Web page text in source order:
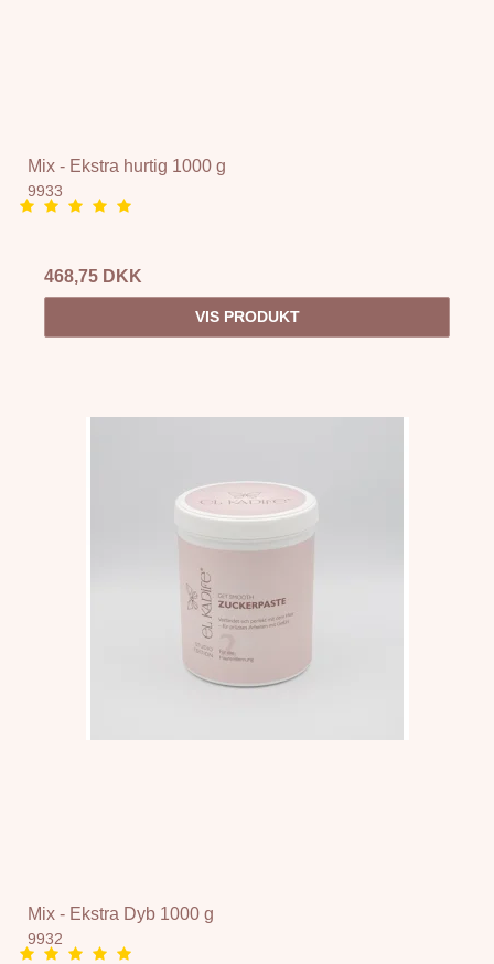
Mix - Ekstra hurtig 1000 g
9933
468,75 DKK
VIS PRODUKT
Mix - Ekstra Dyb 1000 g
9932